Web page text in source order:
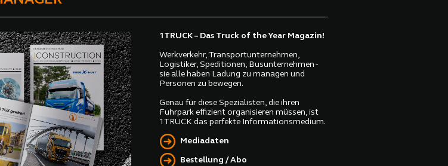
1TRUCK – Das Truck of the Year Magazin!
Werkverkehr, Transportunternehmen,
Logistiker, Speditionen, Busunternehmen -
sie alle haben Ladung zu managen und
Personen zu bewegen.
Genau für diese Spezialisten, die ihren
Fuhrpark effizient organisieren müssen, ist
1TRUCK das perfekte Informationsmedium.
Mediadaten
Bestellung / Abo